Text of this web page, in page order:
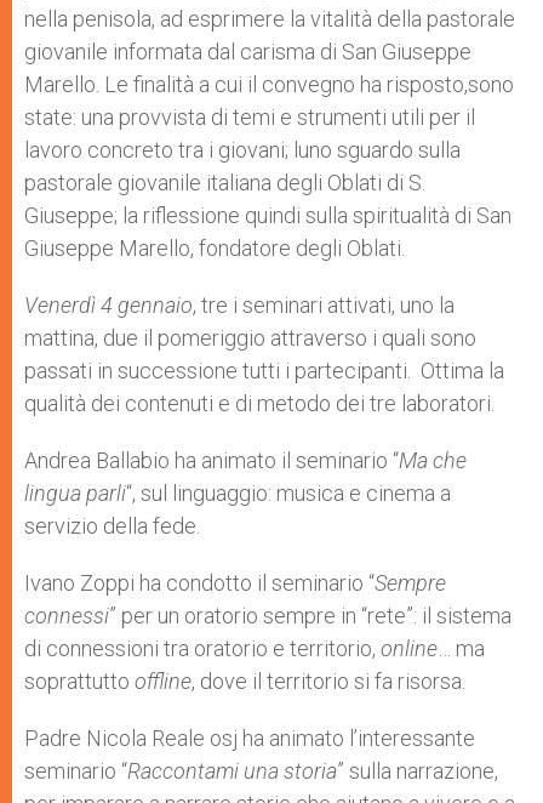
nella penisola, ad esprimere la vitalità della pastorale
giovanile informata dal carisma di San Giuseppe
Marello. Le finalità a cui il convegno ha risposto,sono
state: una provvista di temi e strumenti utili per il
lavoro concreto tra i giovani; luno sguardo sulla
pastorale giovanile italiana degli Oblati di S.
Giuseppe; la riflessione quindi sulla spiritualità di San
Giuseppe Marello, fondatore degli Oblati.
Venerdì 4 gennaio, tre i seminari attivati, uno la
mattina, due il pomeriggio attraverso i quali sono
passati in successione tutti i partecipanti. Ottima la
qualità dei contenuti e di metodo dei tre laboratori.
Andrea Ballabio ha animato il seminario “Ma che
lingua parli“, sul linguaggio: musica e cinema a
servizio della fede.
Ivano Zoppi ha condotto il seminario “Sempre
connessi” per un oratorio sempre in “rete”: il sistema
di connessioni tra oratorio e territorio, online … ma
soprattutto offline, dove il territorio si fa risorsa.
Padre Nicola Reale osj ha animato l’interessante
seminario “Raccontami una storia” sulla narrazione,